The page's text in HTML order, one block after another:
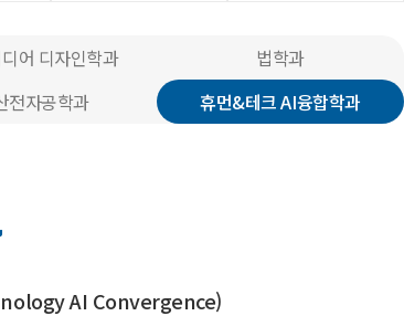
어 디자인학과
법학과
전자공학과 휴먼&테크 AI융합학과
AI Convergence)